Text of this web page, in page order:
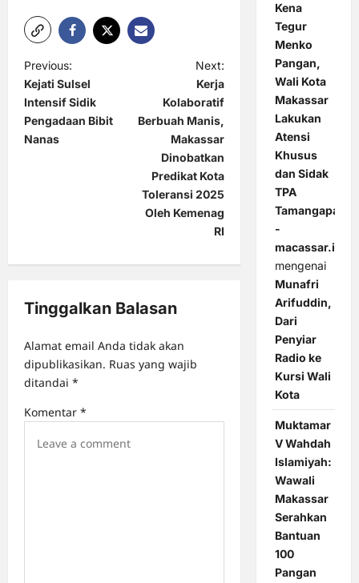
P
o
s
t
g
t
i
o
n
Previous:
Kejati Sulsel
Intensif Sidik
Pengadaan Bibit
Nanas
Next:
Kerja
Kolaboratif
Berbuah Manis,
Makassar
Dinobatkan
Predikat Kota
Toleransi 2025
Oleh Kemenag
RI
Tinggalkan Balasan
Alamat email Anda tidak akan
dipublikasikan. Ruas yang wajib
ditandai *
Komentar *
Kena
Tegur
Menko
Pangan,
Wali Kota
Makassar
Lakukan
Atensi
Khusus
dan Sidak
TPA
Tamangapa
-
macassar.id
mengenai
Munafri
Arifuddin,
Dari
Penyiar
Radio ke
Kursi Wali
Kota
Muktamar
V Wahdah
Islamiyah:
Wawali
Makassar
Serahkan
Bantuan
100
Pangan